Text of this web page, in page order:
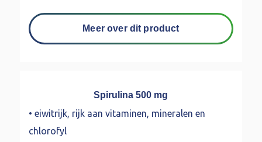
Meer over dit product
Spirulina 500 mg
• eiwitrijk, rijk aan vitaminen, mineralen en
chlorofyl